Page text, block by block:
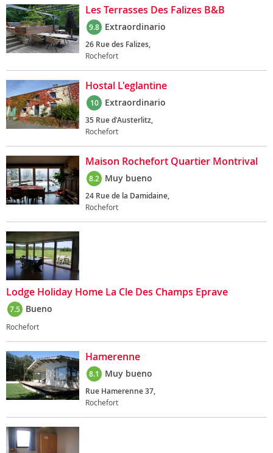
Les Terrasses Des Falizes B&B
9.8 Extraordinario
26 Rue des Falizes,
Rochefort
Hostal L'eglantine
10 Extraordinario
35 Rue d'Austerlitz,
Rochefort
Maison Rochefort Quartier Montrival
8.2 Muy bueno
24 Rue de la Damidaine,
Rochefort
Lodge Holiday Home La Cle Des Champs Eprave
7.5 Bueno
Rochefort
Hamerenne
8.1 Muy bueno
Rue Hamerenne 37,
Rochefort